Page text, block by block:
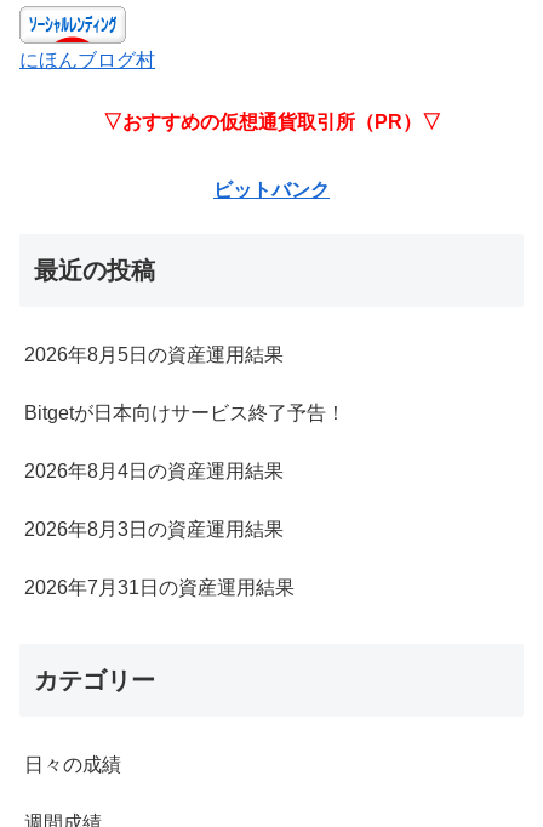
にほんブログ村
▽おすすめの仮想通貨取引所（PR）▽
ビットバンク
最近の投稿
2026年8月5日の資産運用結果
Bitgetが日本向けサービス終了予告！
2026年8月4日の資産運用結果
2026年8月3日の資産運用結果
2026年7月31日の資産運用結果
カテゴリー
日々の成績